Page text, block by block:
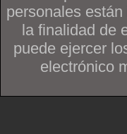
personales
la finalidad de
puede ejercer
electrónico